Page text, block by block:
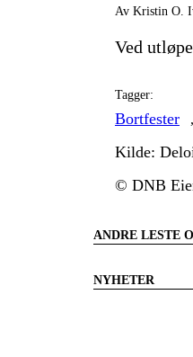
Av Kristin O.
Ved
Tagger:
Bortfester ,
Kilde:
© DNB
ANDRE LESTE
NYHETER